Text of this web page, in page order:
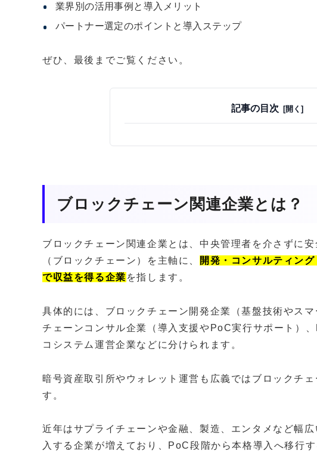
業界別の活用事例と導入メリット
パートナー選定のポイントと導入ステップ
ぜひ、最後までご覧ください。
記事の目次
ブロックチェーン関連企業とは？
ブロックチェーン関連企業とは、中央管理者を介さずに
（ブロックチェーン）を主軸に、
開発・コンサルティン
で収益を得る企業 を指します。
具体的には、ブロックチェーン開発企業（基盤技術やス
チェーンコンサル企業（導入支援やPoC実行サポート）
コシステム運営企業などに分けられます。
暗号資産取引所やウォレット運営も広義ではブロックチ
す。
近年はサプライチェーンや金融、製造、エンタメなど幅
入する企業が増えており、PoC段階から本格導入へ移行